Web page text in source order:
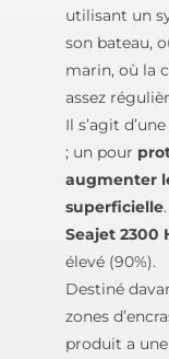
utilisant un
son bateau,
marin, où la
assez
Il s’agit
; un pour
augmenter
superficielle.
Seajet 2300
élevé (90%).
Destiné
zones
produit a